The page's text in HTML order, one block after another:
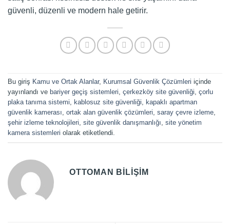
güvenli, düzenli ve modern hale getirir.
Bu giriş Kamu ve Ortak Alanlar, Kurumsal Güvenlik Çözümleri içinde
yayınlandı ve bariyer geçiş sistemleri çerkezköy site güvenliği çorlu
plaka tanıma sistemi
kablosuz site güvenliği
kapaklı apartman
güvenlik kamerası ortak alan güvenlik çözümleri saray çevre izleme
şehir izleme teknolojileri site güvenlik danışmanlığı site yönetim
kamera sistemleri olarak etiketlendi.
OTTOMAN BILIŞIM